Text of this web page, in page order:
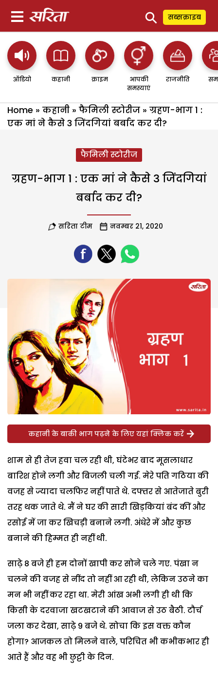
⚲ सब्सक्राइब
ऑडियो कहानी क्राइम
आपकी
समस्याएं
राजनीति
Home » कहानी » फैमिली स्टोरीज » ग्रहण-भाग 1 :
एक मां ने कैसे 3 जिंदगियां बर्बाद कर दी?
फैमिली स्टोरीज
ग्रहण-भाग 1 : एक मां ने कैसे 3 जिंदगियां
बर्बाद कर दी?
सरिता टीम नवम्बर 21, 2020
कहानी के बाकी भाग पढ़ने के लिए यहां क्लिक करें
शाम से ही तेज हवा चल रही थी, घंटेभर बाद मूसलाधार
बारिश होने लगी और बिजली चली गई. मेरे पति गठिया की
वजह से ज्यादा चलफिर नहीं पाते थे. दफ्तर से आतेजाते बुरी
तरह थक जाते थे. मैं ने घर की सारी खिड़कियां बंद कीं और
रसोई में जा कर खिचड़ी बनाने लगी. अंधेरे में और कुछ
बनाने की हिम्मत ही नहीं थी.
साढ़े 8 बजे ही हम दोनों खापी कर सोने चले गए. पंखा न
चलने की वजह से नींद तो नहीं आ रही थी, लेकिन उठने का
मन भी नहीं कर रहा था. मेरी आंख अभी लगी ही थी कि
किसी के दरवाजा खटखटाने की आवाज से उठ बैठी. टौर्च
जला कर देखा, साढ़े 9 बजे थे. सोचा कि इस वक्त कौन
होगा? आजकल तो मिलने वाले, परिचित भी कभीकभार ही
आते हैं और वह भी छुट्टी के दिन.